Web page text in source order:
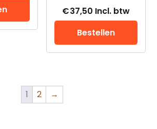
€37,50 Incl. btw
Bestellen
1 2 →